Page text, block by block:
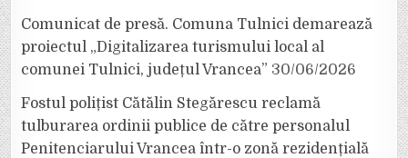
Comunicat de presă. Comuna Tulnici demarează
proiectul „Digitalizarea turismului local al
comunei Tulnici, județul Vrancea” 30/06/2026
Fostul polițist Cătălin Stegărescu reclamă
tulburarea ordinii publice de către personalul
Penitenciarului Vrancea într-o zonă rezidențială